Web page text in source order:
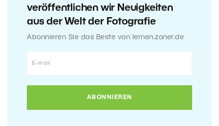
veröffentlichen wir Neuigkeiten
aus der Welt der Fotografie
Abonnieren Sie das Beste von lernen.zoner.de